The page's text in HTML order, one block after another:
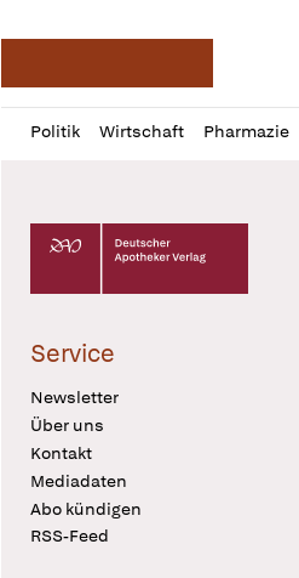
Politik Wirtschaft Pharmazie
Profil
öffnen
Daz
Pur
Deutscher Apotheker Verlag
Service
Newsletter
Über uns
Kontakt
Mediadaten
Abo kündigen
RSS-Feed